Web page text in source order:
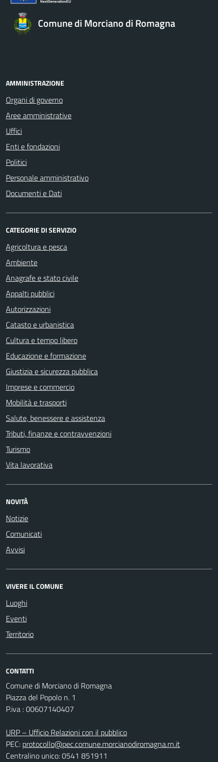
Comune di Morciano di Romagna
AMMINISTRAZIONE
Organi di governo
Aree amministrative
Uffici
Enti e fondazioni
Politici
Personale amministrativo
Documenti e Dati
CATEGORIE DI SERVIZIO
Agricoltura e pesca
Ambiente
Anagrafe e stato civile
Appalti pubblici
Autorizzazioni
Catasto e urbanistica
Cultura e tempo libero
Educazione e formazione
Giustizia e sicurezza pubblica
Imprese e commercio
Mobilità e trasporti
Salute, benessere e assistenza
Tributi, finanze e contravvenzioni
Turismo
Vita lavorativa
NOVITÀ
Notizie
Comunicati
Avvisi
VIVERE IL COMUNE
Luoghi
Eventi
Territorio
CONTATTI
Comune di Morciano di Romagna
Piazza del Popolo n. 1
P.iva : 00607140407
URP – Ufficio Relazioni con il pubblico
PEC: protocollo@pec.comune.morcianodiromagna.rn.it
Centralino unico: 0541 851911